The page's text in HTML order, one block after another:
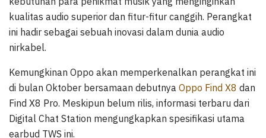
kualitas audio superior dan fitur-fitur canggih. Perangkat
ini hadir sebagai sebuah inovasi dalam dunia audio
nirkabel.
Kemungkinan Oppo akan memperkenalkan perangkat ini
di bulan Oktober bersamaan debutnya Oppo Find X8 dan
Find X8 Pro. Meskipun belum rilis, informasi terbaru dari
Digital Chat Station mengungkapkan spesifikasi utama
earbud TWS ini.